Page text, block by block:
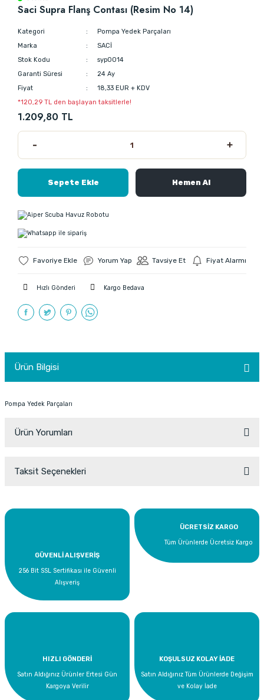
Saci Supra Flanş Contası (Resim No 14)
Kategori
Pompa Yedek Parçaları
Marka
SACİ
Stok Kodu
syp0014
Garanti Süresi
24 Ay
Fiyat
18,33 EUR + KDV
*120,29 TL den başlayan taksitlerle!
1.209,80 TL
Sepete Ekle Hemen Al
Yorum Yap Tavsiye Et Fiyat Alarmı
Hızlı Gönderi Kargo Bedava
Ürün Bilgisi
Pompa Yedek Parçaları
Ürün Yorumları
Yorum Yaz
Taksit Seçenekleri
GÜVENLİ ALIŞVERİŞ
256 Bit SSL Sertifikası ile Güvenli
Alışveriş
ÜCRETSİZ KARGO
Tüm Ürünlerde Ücretsiz Kargo
HIZLI GÖNDERİ
Satın Aldığınız Ürünler Ertesi Gün
Kargoya Verilir
KOŞULSUZ KOLAY İADE
Satın Aldığınız Tüm Ürünlerde Değişim
ve Kolay İade